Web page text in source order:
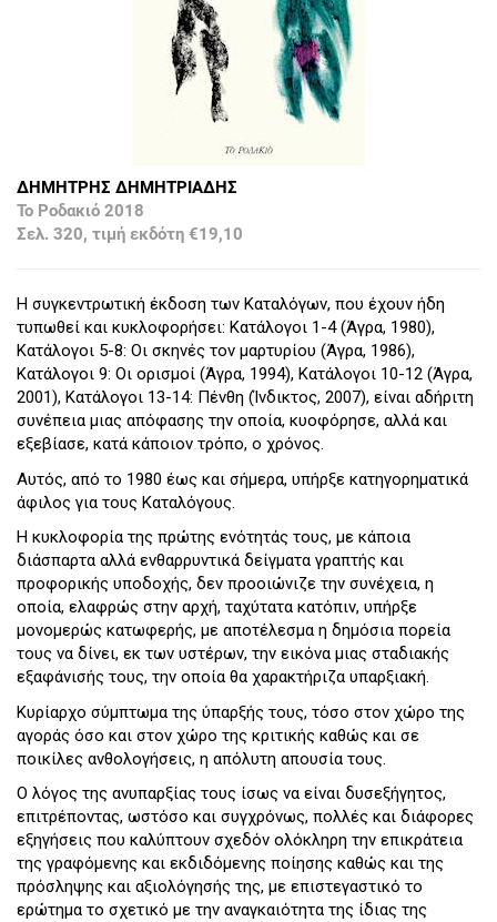
ΔΗΜΗΤΡΗΣ ΔΗΜΗΤΡΙΑΔΗΣ
Το Ροδακιό 2018
Σελ. 320, τιμή εκδότη €19,10
Η συγκεντρωτική έκδοση των Καταλόγων, που έχουν ήδη
τυπωθεί και κυκλοφορήσει: Κατάλογοι 1-4 (Άγρα, 1980),
Κατάλογοι 5-8: Οι σκηνές τον μαρτυρίου (Άγρα, 1986),
Κατάλογοι 9: Οι ορισμοί (Άγρα, 1994), Κατάλογοι 10-12 (Άγρα,
2001), Κατάλογοι 13-14: Πένθη (Ίνδικτος, 2007), είναι αδήριτη
συνέπεια μιας απόφασης την οποία, κυοφόρησε, αλλά και
εξεβίασε, κατά κάποιον τρόπο, ο χρόνος.
Αυτός, από το 1980 έως και σήμερα, υπήρξε κατηγορηματικά
άφιλος για τους Καταλόγους.
Η κυκλοφορία της πρώτης ενότητάς τους, με κάποια
διάσπαρτα αλλά ενθαρρυντικά δείγματα γραπτής και
προφορικής υποδοχής, δεν προοιώνιζε την συνέχεια, η
οποία, ελαφρώς στην αρχή, ταχύτατα κατόπιν, υπήρξε
μονομερώς κατωφερής, με αποτέλεσμα η δημόσια πορεία
τους να δίνει, εκ των υστέρων, την εικόνα μιας σταδιακής
εξαφάνισής τους, την οποία θα χαρακτήριζα υπαρξιακή.
Κυρίαρχο σύμπτωμα της ύπαρξής τους, τόσο στον χώρο της
αγοράς όσο και στον χώρο της κριτικής καθώς και σε
ποικίλες ανθολογήσεις, η απόλυτη απουσία τους.
Ο λόγος της ανυπαρξίας τους ίσως να είναι δυσεξήγητος,
επιτρέποντας, ωστόσο και συγχρόνως, πολλές και διάφορες
εξηγήσεις που καλύπτουν σχεδόν ολόκληρη την επικράτεια
της γραφόμενης και εκδιδόμενης ποίησης καθώς και της
πρόσληψης και αξιολόγησής της, με επιστεγαστικό το
ερώτημα το σχετικό με την αναγκαιότητα της ίδιας της